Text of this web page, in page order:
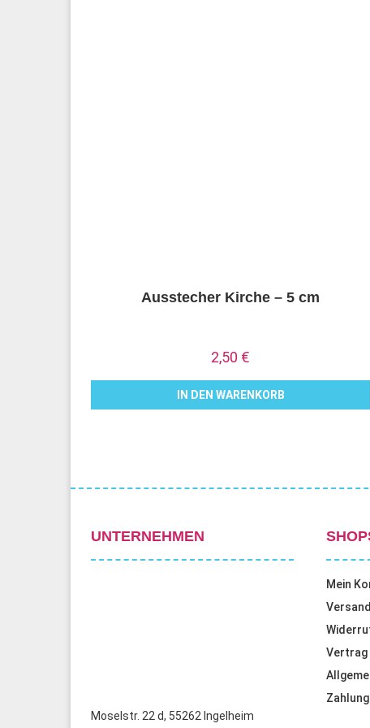
Ausstecher Kirche – 5 cm
2,50 €
IN DEN WARENKORB
UNTERNEHMEN
Moselstr. 22 d, 55262 Ingelheim
Mein
Vertrag